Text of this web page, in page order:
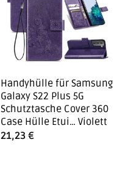
Handyhülle für Samsung
Galaxy S22 Plus 5G
Schutztasche Cover 360
Case Hülle Etui… Violett
21,23 €